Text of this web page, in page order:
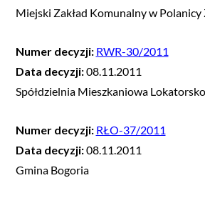
Miejski Zakład Komunalny w Polanicy
Numer decyzji: RWR-30/2011
Data decyzji:08.11.2011
Spółdzielnia Mieszkaniowa
Numer decyzji: RŁO-37/2011
Data decyzji:08.11.2011
Gmina Bogoria